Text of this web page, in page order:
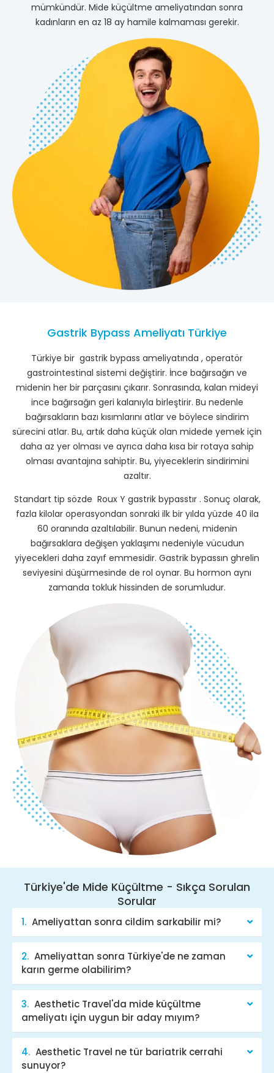
mümkündür. Mide küçültme ameliyatından sonra
kadınların en az 18 ay hamile kalmaması gerekir.
Gastrik Bypass Ameliyatı Türkiye
Türkiye bir gastrik bypass ameliyatında , operatör
gastrointestinal sistemi değiştirir. İnce bağırsağın ve
midenin her bir parçasını çıkarır. Sonrasında, kalan mideyi
ince bağırsağın geri kalanıyla birleştirir. Bu nedenle
bağırsakların bazı kısımlarını atlar ve böylece sindirim
sürecini atlar. Bu, artık daha küçük olan midede yemek için
daha az yer olması ve ayrıca daha kısa bir rotaya sahip
olması avantajına sahiptir. Bu, yiyeceklerin sindirimini
azaltır.
Standart tip sözde Roux Y gastrik bypasstır . Sonuç olarak,
fazla kilolar operasyondan sonraki ilk bir yılda yüzde 40 ila
60 oranında azaltılabilir. Bunun nedeni, midenin
bağırsaklara değişen yaklaşımı nedeniyle vücudun
yiyecekleri daha zayıf emmesidir. Gastrik bypassın ghrelin
seviyesini düşürmesinde de rol oynar. Bu hormon aynı
zamanda tokluk hissinden de sorumludur.
Türkiye'de Mide Küçültme - Sıkça Sorulan
Sorular
Ameliyattan sonra cildim sarkabilir mi?
Ameliyattan sonra Türkiye'de ne zaman
karın germe olabilirim?
Aesthetic Travel'da mide küçültme
ameliyatı için uygun bir aday mıyım?
Aesthetic Travel ne tür bariatrik cerrahi
sunuyor?